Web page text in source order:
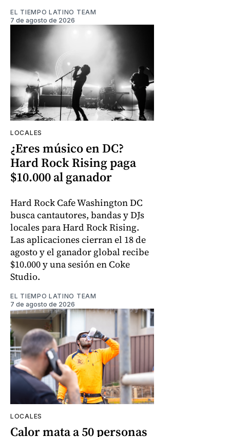
EL TIEMPO LATINO TEAM
7 de agosto de 2026
LOCALES
¿Eres músico en DC?
Hard Rock Rising paga
$10.000 al ganador
Hard Rock Cafe Washington DC
busca cantautores, bandas y DJs
locales para Hard Rock Rising.
Las aplicaciones cierran el 18 de
agosto y el ganador global recibe
$10.000 y una sesión en Coke
Studio.
EL TIEMPO LATINO TEAM
7 de agosto de 2026
LOCALES
Calor mata a 50 personas